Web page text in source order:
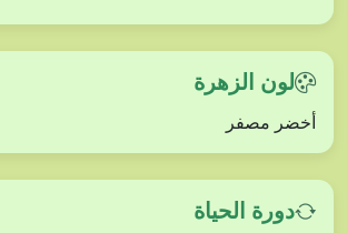
لون الزهرة
أخضر مصفر
دورة الحياة